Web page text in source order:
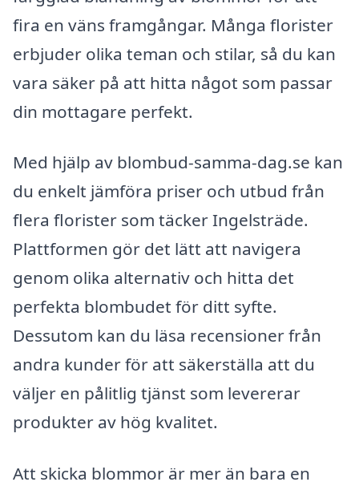
fira en väns framgångar. Många florister
erbjuder olika teman och stilar, så du kan
vara säker på att hitta något som passar
din mottagare perfekt.
Med hjälp av blombud-samma-dag.se kan
du enkelt jämföra priser och utbud från
flera florister som täcker Ingelsträde.
Plattformen gör det lätt att navigera
genom olika alternativ och hitta det
perfekta blombudet för ditt syfte.
Dessutom kan du läsa recensioner från
andra kunder för att säkerställa att du
väljer en pålitlig tjänst som levererar
produkter av hög kvalitet.
Att skicka blommor är mer än bara en